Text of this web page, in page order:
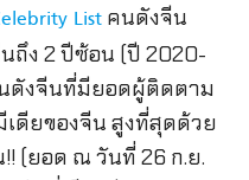
Listคนดังจีน
ถึง 2 ปีซ้อน (ปี 2020-
ดังจีนที่มียอดผู้ติดตาม
เดียของจีน สูงที่สุดด้วย
(ยอด ณ วันที่ 26 ก.ย.